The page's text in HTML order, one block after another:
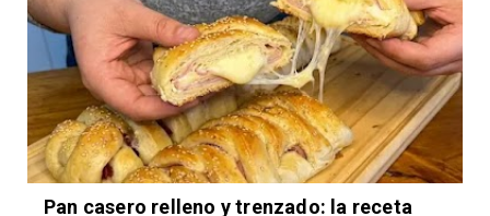
Pan casero relleno y trenzado: la receta